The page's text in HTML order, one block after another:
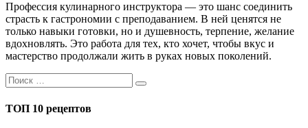
Профессия кулинарного инструктора — это шанс соединить
страсть к гастрономии с преподаванием. В ней ценятся не
только навыки готовки, но и душевность, терпение, желание
вдохновлять. Это работа для тех, кто хочет, чтобы вкус и
мастерство продолжали жить в руках новых поколений.
ТОП 10 рецептов